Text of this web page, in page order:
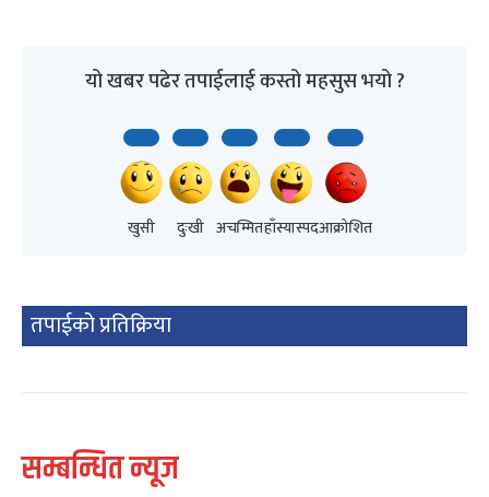
यो खबर पढेर तपाईलाई कस्तो महसुस भयो ?
खुसी दुःखी अचम्मितहाँस्यास्पदआक्रोशित
तपाईको प्रतिक्रिया
सम्बन्धित न्यूज